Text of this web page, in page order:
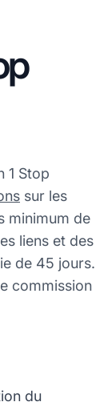
1 Stop
sur les
minimum de
liens et des
de 45 jours.
commission
du